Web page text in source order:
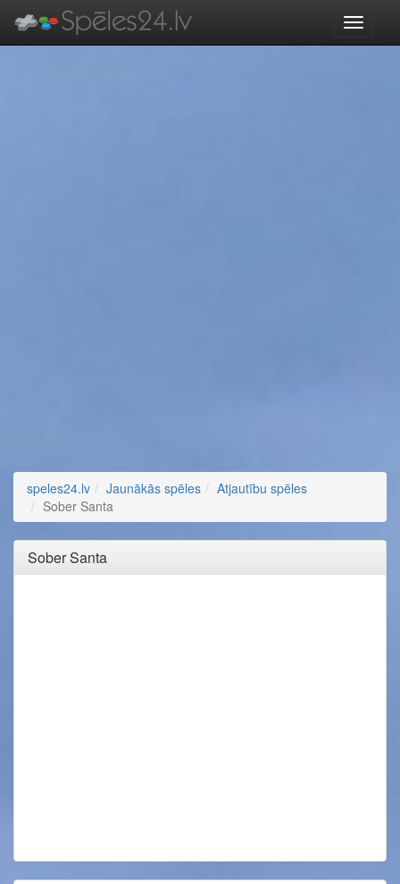
speles24.lv Jaunākās spēles
Atjautību spēles
Sober Santa
Sober Santa